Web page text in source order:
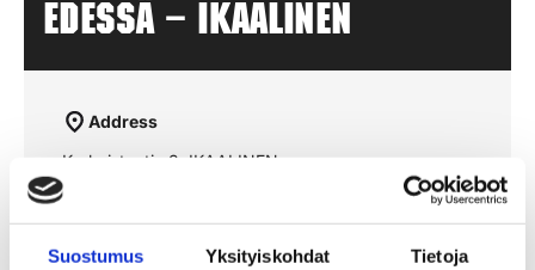
Suostumus Yksityiskohdat Tietoja
edessä – IKAALINEN
Address
Karhoistentie 3, IKAALINEN
aukioloajat julkaistaan lähempänä sesonkia